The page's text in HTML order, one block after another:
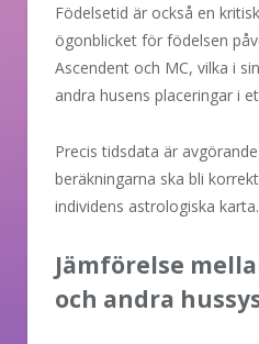
Födelsetid är också en
ögonblicket för födelsen
Ascendent och MC, vilka i
andra husens placeringar i
Precis tidsdata är
beräkningarna ska bli
individens astrologiska karta.
Jämförelse
och andra